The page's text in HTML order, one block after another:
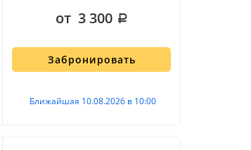
Забронировать
Ближайшая 10.08.2026 в 10:00
от 3 300